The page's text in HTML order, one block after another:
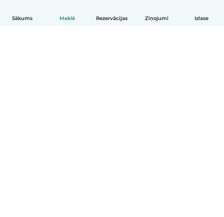
Sākums Meklē Rezervācijas Ziņojumi Izlase